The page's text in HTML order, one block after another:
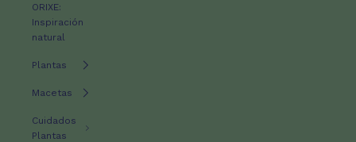
ORIXE:
Inspiración
natural
Plantas
Macetas
Cuidados
Plantas